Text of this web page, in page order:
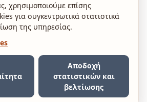
χρησιμοποιούμε επίσης
για συγκεντρωτικά στατιστικά
της υπηρεσίας.
Αποδοχή
στατιστικών και
βελτίωσης